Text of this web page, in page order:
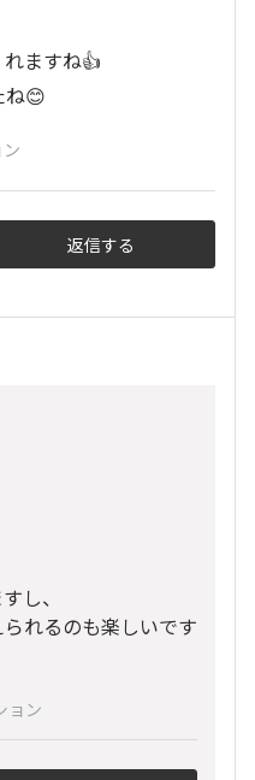
ますね👍
ね😊
返信する
し、
れるのも楽しいです
ョン